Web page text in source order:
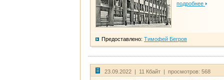
подробнее
Предоставлено: Тимофей Бегров
23.09.2022 | 11 Кбайт | просмотров: 568